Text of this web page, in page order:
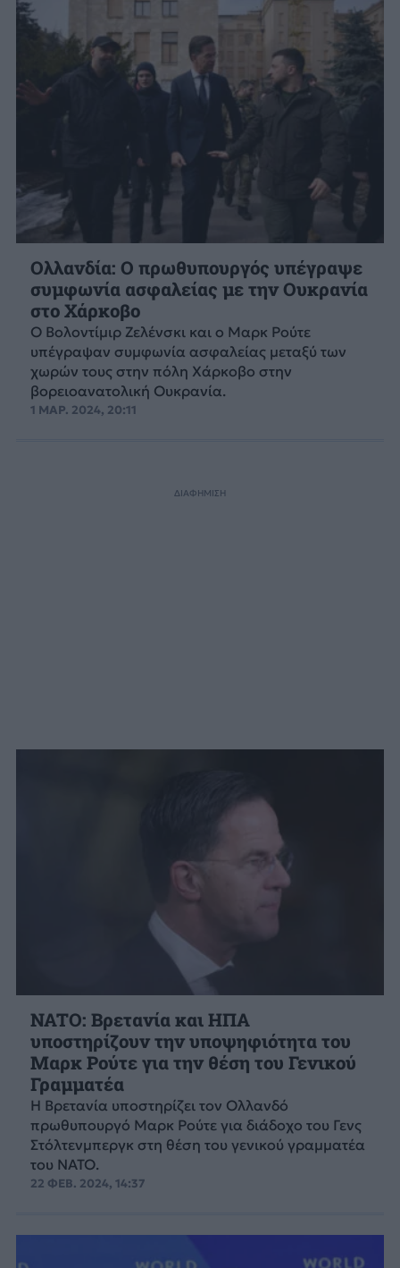
Ολλανδία: O πρωθυπουργός υπέγραψε
συμφωνία ασφαλείας με την Ουκρανία
στο Χάρκοβο
Ο Βολοντίμιρ Ζελένσκι και ο Μαρκ Ρούτε
υπέγραψαν συμφωνία ασφαλείας μεταξύ των
χωρών τους στην πόλη Χάρκοβο στην
βορειοανατολική Ουκρανία.
1 ΜΑΡ. 2024, 20:11
NATO: Βρετανία και ΗΠΑ
υποστηρίζουν την υποψηφιότητα του
Μαρκ Ρούτε για την θέση του Γενικού
Γραμματέα
Η Βρετανία υποστηρίζει τον Ολλανδό
πρωθυπουργό Μαρκ Ρούτε για διάδοχο του Γενς
Στόλτενμπεργκ στη θέση του γενικού γραμματέα
του NATO.
22 ΦΕΒ. 2024, 14:37
ΔΙΑΦΗΜΙΣΗ